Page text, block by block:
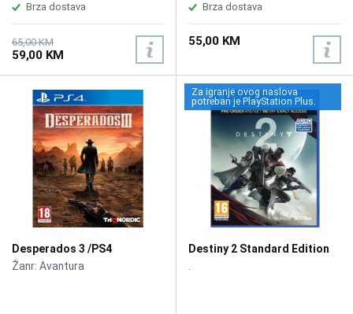
Brza dostava
65,00 KM
59,00 KM
Brza dostava
55,00 KM
Desperados 3 /PS4
Žanr: Avantura
Za igranje ovog naslova
potreban je PlayStation Plus.
Destiny 2 Standard Edition